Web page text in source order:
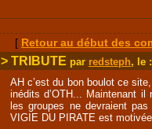
[ Retour au début des
> TRIBUTE par redsteph, le
AH c’est du bon boulot ce
inédits d’OTH... Maintenant il
les groupes ne devraient
VIGIE DU PIRATE est